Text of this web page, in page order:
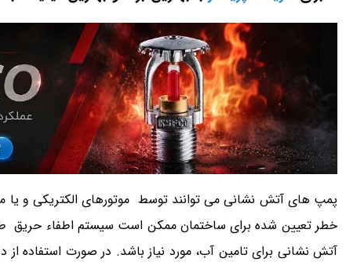
پمپ های آتش نشانی می توانند توسط موتورهای الکتریکی و یا
خطر تعیین شده برای ساختمان ممکن است سیستم اطفاء حریق